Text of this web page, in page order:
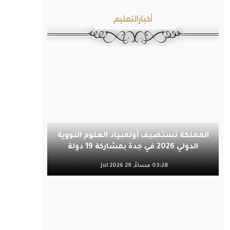
أخبارالتعليم
المملكة تستضيف أولمبياد العلوم النووية
الدولي 2026 في جدة بمشاركة 19 دولة
03:28 مساءً, 29 Jul 2026